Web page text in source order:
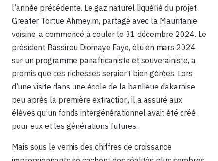
l’année précédente. Le gaz naturel liquéfié du projet
Greater Tortue Ahmeyim, partagé avec la Mauritanie
voisine, a commencé à couler le 31 décembre 2024. Le
président Bassirou Diomaye Faye, élu en mars 2024
sur un programme panafricaniste et souverainiste, a
promis que ces richesses seraient bien gérées. Lors
d’une visite dans une école de la banlieue dakaroise
peu après la première extraction, il a assuré aux
élèves qu’un fonds intergénérationnel avait été créé
pour eux et les générations futures.
Mais sous le vernis des chiffres de croissance